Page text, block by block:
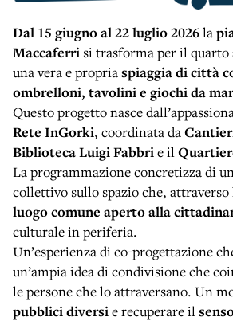
Dal 15 giugno al 22 luglio 2026la
Maccaferri si trasforma per il quarto
una vera e propriaspiaggia di città
ombrelloni, tavolini e giochi da
Questo progetto nasce
Rete InGorki, coordinata da
Biblioteca Luigi Fabbrie il
La programmazione concretizza di
collettivo sullo spazio che,
luogo comune aperto alla
culturale in periferia.
Un’esperienza di co-progettazione
un’ampia idea di condivisione che
le persone che lo attraversano. Un
pubblici diversie recuperare il